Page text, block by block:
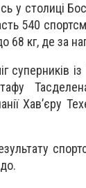
у столиці
540
68 кг, де за
суперників із
Хав’єру